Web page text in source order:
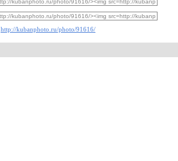
http://kubanphoto.ru/photo/91616/